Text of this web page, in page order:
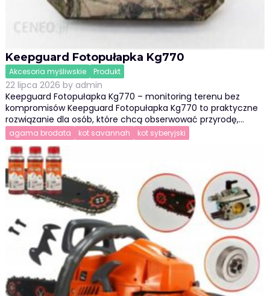
Keepguard Fotopułapka Kg770
Akcesoria myśliwskie Produkt
22 lipca 2026 by admin
Keepguard Fotopułapka Kg770 – monitoring terenu bez
kompromisów Keepguard Fotopułapka Kg770 to praktyczne
rozwiązanie dla osób, które chcą obserwować przyrodę,…
agama brodata kot savannah kot syberyjski